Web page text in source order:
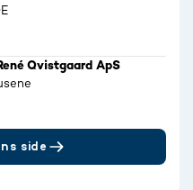
Qvistgaard ApS
side